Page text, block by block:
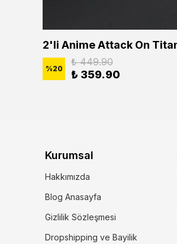
%20
₺ 449.90
₺ 359.90
Kurumsal
Hakkımızda
Blog Anasayfa
Gizlilik Sözleşmesi
Dropshipping ve Bayilik